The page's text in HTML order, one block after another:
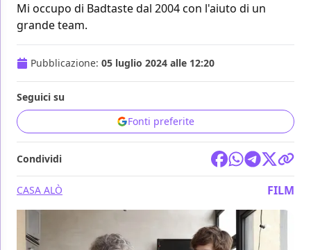
Mi occupo di Badtaste dal 2004 con l'aiuto di un
grande team.
Pubblicazione: 05 luglio 2024 alle 12:20
Seguici su
Fonti preferite
Condividi
CASA ALÒ FILM